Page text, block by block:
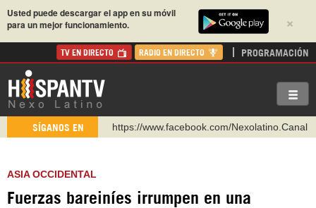
×
Usted puede descargar el app en su móvil
para un mejor funcionamiento.
TV EN DIRECTO RADIO EN DIRECTO PROGRAMACIÓN
SÍGANOS EN
https://www.facebook.com/Nexolatino.Canal
https://t.me/hispantvcanal
ASIA OCCIDENTAL
Fuerzas bareiníes irrumpen en una